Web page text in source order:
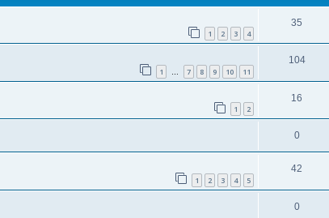
1 2 3 4
35
1 … 7 8 9 10 11
104
1 2
16
0
1 2 3 4 5
42
0